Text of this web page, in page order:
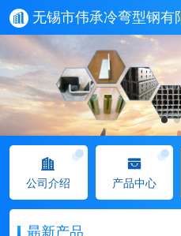
无锡市伟承冷弯型钢有
公司介绍 产品中心
朂新产品